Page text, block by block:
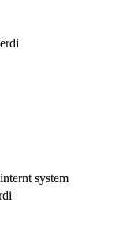
system